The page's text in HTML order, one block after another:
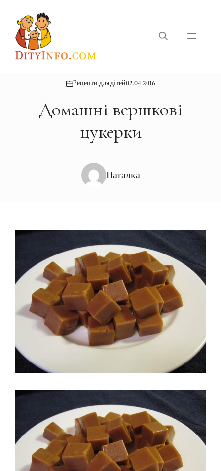
вмісту
Меню
Рецепти для дітей02.04.2016
Домашні вершкові
цукерки
Наталка